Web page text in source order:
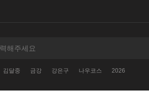
김달중 금강 강은구 나우코스 2026